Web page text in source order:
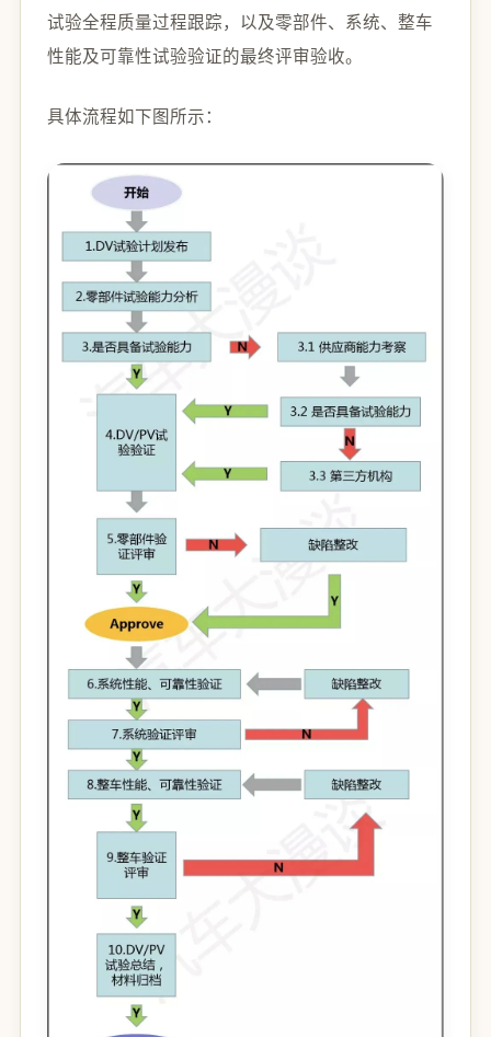
试验全程质量过程跟踪，以及零部件、系统、整车
性能及可靠性试验验证的最终评审验收。
具体流程如下图所示：